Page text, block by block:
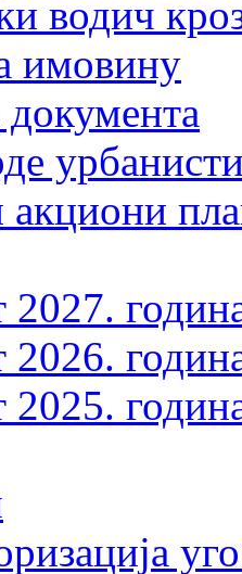
водич
имовину
акциони
2027.
2026.
2025.